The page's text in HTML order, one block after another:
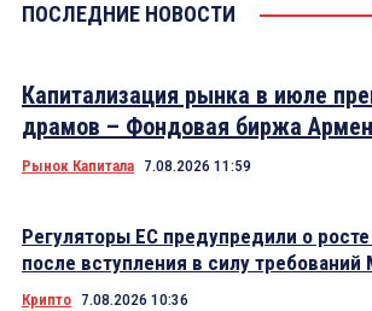
ПОСЛЕДНИЕ НОВОСТИ
Капитализация рынка в июле
драмов – Фондовая биржа
Рынок Капитала 7.08.2026 11:59
Регуляторы ЕС предупредили о
после вступления в силу требований
Крипто 7.08.2026 10:36